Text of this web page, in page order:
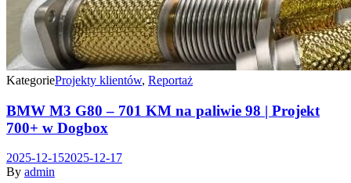
KategorieProjekty klientów, Reportaż
BMW M3 G80 – 701 KM na paliwie 98 | Projekt
700+ w Dogbox
2025-12-152025-12-17
By admin